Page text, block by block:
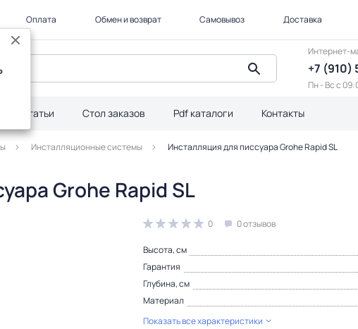
Оплата Обмен и возврат Самовывоз Доставка
Интернет-
+7 (910)
Пн - Вс с
Статьи Стол заказов Pdf каталоги Контакты
Инстaлляционные системы Инсталляция для писсуара Grohe Rapid SL
Grohe Rapid SL
0 0 отзывов
Высота, см
Гарантия
Глубина, см
Материал
Показать все характеристики